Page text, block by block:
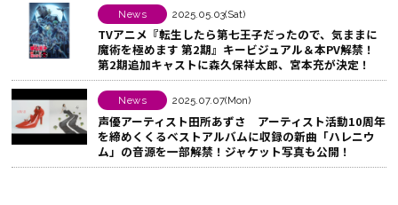
News 2025.05.03(Sat)
TVアニメ『転生したら第七王子だったので、気ままに
魔術を極めます 第2期』キービジュアル＆本PV解禁！
第2期追加キャストに森久保祥太郎、宮本充が決定！
News 2025.07.07(Mon)
声優アーティスト田所あずさ アーティスト活動10周年
を締めくくるベストアルバムに収録の新曲「ハレニウ
ム」の音源を一部解禁！ジャケット写真も公開！